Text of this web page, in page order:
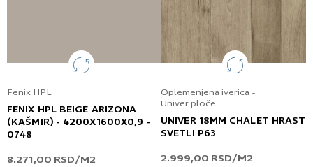
Fenix HPL
FENIX HPL BEIGE ARIZONA
(KAŠMIR) - 4200X1600X0,9 -
0748
8.271,00 RSD/M2
Oplemenjena iverica -
Univer ploče
UNIVER 18MM CHALET HRAST
SVETLI P63
2.999,00 RSD/M2